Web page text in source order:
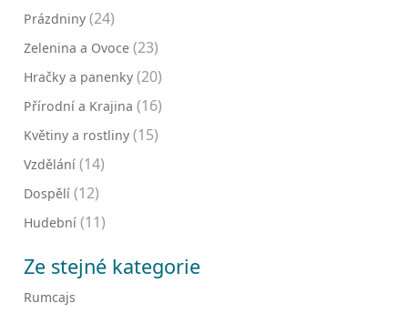
Prázdniny (24)
Zelenina a Ovoce (23)
Hračky a panenky (20)
Přírodní a Krajina (16)
Květiny a rostliny (15)
Vzdělání (14)
Dospělí (12)
Hudební (11)
Ze stejné kategorie
Rumcajs